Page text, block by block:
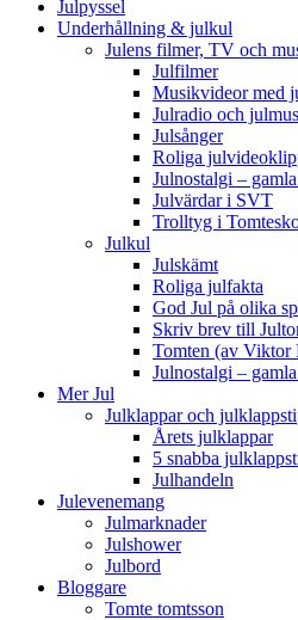
Julpyssel
Underhållning & julkul
Julens filmer, TV och
Julfilmer
Musikvideor med
Julradio och
Julsånger
Roliga
Julnostalgi –
Julvärdar i SVT
Trolltyg i
Julkul
Julskämt
Roliga julfakta
God Jul på olika
Skriv brev till
Tomten (av Viktor
Julnostalgi –
Mer Jul
Julklappar och
Årets julklappar
5 snabba
Julhandeln
Julevenemang
Julmarknader
Julshower
Julbord
Bloggare
Tomte tomtsson